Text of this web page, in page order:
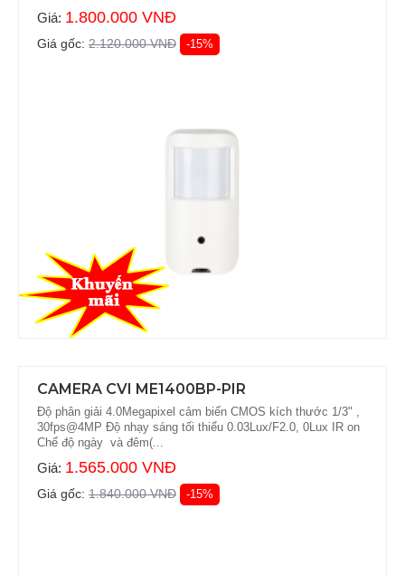
Giá: 1.800.000 VNĐ
Giá gốc: 2.120.000 VNĐ -15%
CAMERA CVI ME1400BP-PIR
Độ phân giải 4.0Megapixel cảm biến CMOS kích thước 1/3" ,
30fps@4MP Độ nhạy sáng tối thiểu 0.03Lux/F2.0, 0Lux IR on
Chế độ ngày và đêm(...
Giá: 1.565.000 VNĐ
Giá gốc: 1.840.000 VNĐ -15%